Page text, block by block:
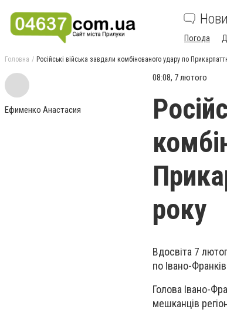
Погода
Головна Російські війська завдали комбінованого удару по
Ефименко Анастасия
08:08, 7 лютого
року
Вдосвіта 7
по Івано-
Голова Івано-
мешканців